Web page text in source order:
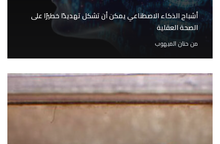
أشباح الذكاء الاصطناعي يمكن أن تشكل تهديدًا خطيرًا على
الصحة العقلية
من حنان الميهوب